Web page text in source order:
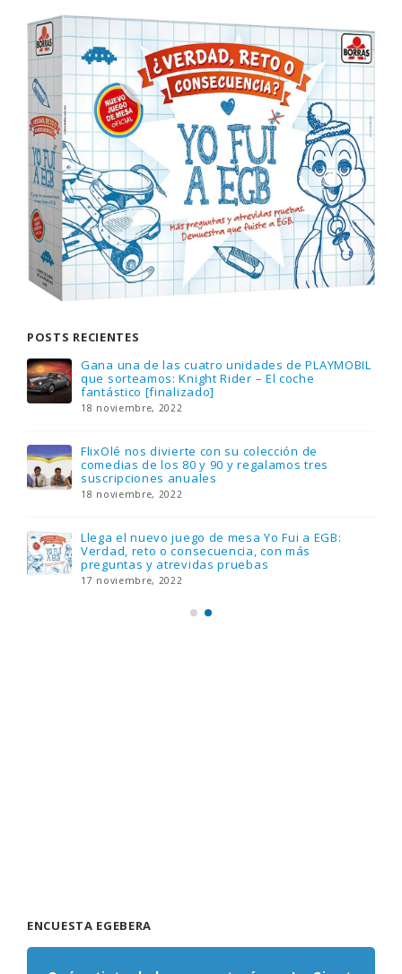
POSTS RECIENTES
Gana una de las cuatro unidades de PLAYMOBIL
que sorteamos: Knight Rider – El coche
fantástico [finalizado]
18 noviembre, 2022
FlixOlé nos divierte con su colección de
comedias de los 80 y 90 y regalamos tres
suscripciones anuales
18 noviembre, 2022
Llega el nuevo juego de mesa Yo Fui a EGB:
Verdad, reto o consecuencia, con más
preguntas y atrevidas pruebas
17 noviembre, 2022
ENCUESTA EGEBERA